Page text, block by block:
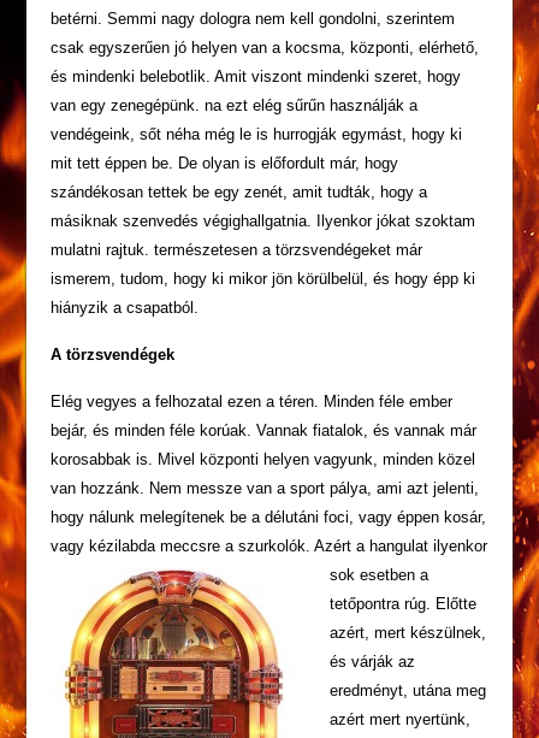
betérni. Semmi nagy dologra nem kell gondolni, szerintem
csak egyszerűen jó helyen van a kocsma, központi, elérhető,
és mindenki belebotlik. Amit viszont mindenki szeret, hogy
van egy zenegépünk. na ezt elég sűrűn használják a
vendégeink, sőt néha még le is hurrogják egymást, hogy ki
mit tett éppen be. De olyan is előfordult már, hogy
szándékosan tettek be egy zenét, amit tudták, hogy a
másiknak szenvedés végighallgatnia. Ilyenkor jókat szoktam
mulatni rajtuk. természetesen a törzsvendégeket már
ismerem, tudom, hogy ki mikor jön körülbelül, és hogy épp ki
hiányzik a csapatból.
A törzsvendégek
Elég vegyes a felhozatal ezen a téren. Minden féle ember
bejár, és minden féle korúak. Vannak fiatalok, és vannak már
korosabbak is. Mivel központi helyen vagyunk, minden közel
van hozzánk. Nem messze van a sport pálya, ami azt jelenti,
hogy nálunk melegítenek be a délutáni foci, vagy éppen kosár,
vagy kézilabda meccsre a szurkolók. Azért a hangulat ilyenkor
sok esetben a
tetőpontra rúg. Előtte
azért, mert készülnek,
és várják az
eredményt, utána meg
azért mert nyertünk,